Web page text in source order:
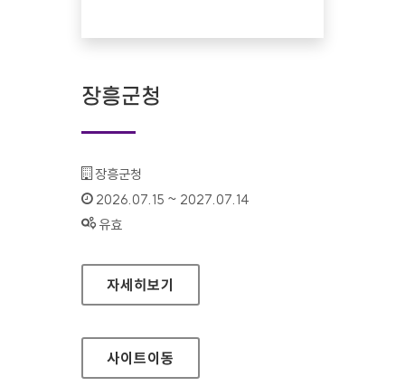
장흥군청
기관명 :
장흥군청
인증기간 :
2026.07.15 ~ 2027.07.14
상태 :
유효
장흥군청
자세히보기
사이트이동